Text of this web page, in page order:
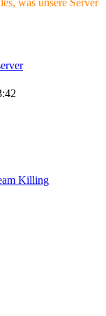
was unsere Server
Killing